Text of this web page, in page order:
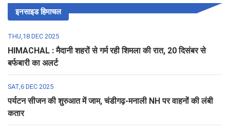
इनसाइड हिमाचल
THU,18 DEC 2025
HIMACHAL : मैदानी शहरों से गर्म रही शिमला की रात, 20 दिसंबर से
बर्फबारी का अलर्ट
SAT,6 DEC 2025
पर्यटन सीजन की शुरुआत में जाम, चंडीगढ़-मनाली NH पर वाहनों की लंबी
कतार